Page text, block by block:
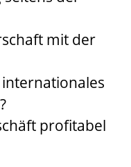
mit der
profitabel